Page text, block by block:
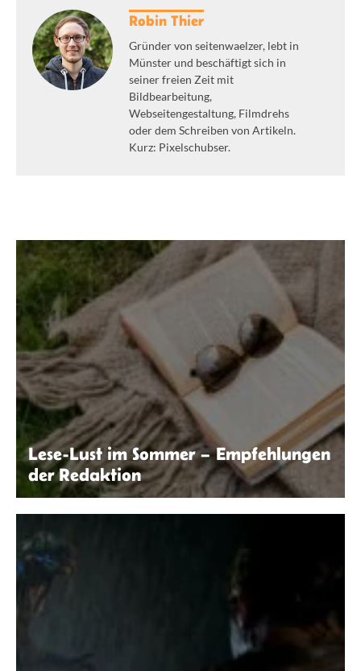
Robin Thier
Gründer von seitenwaelzer, lebt in
Münster und beschäftigt sich in
seiner freien Zeit mit
Bildbearbeitung,
Webseitengestaltung, Filmdrehs
oder dem Schreiben von Artikeln.
Kurz: Pixelschubser.
Lese-Lust im Sommer – Empfehlungen
der Redaktion